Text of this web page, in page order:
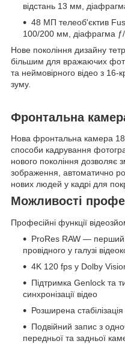
відстань 13 мм,
48 МП телеоб'єктив
100/200 мм, діафрагма
Нове покоління дизайну
більшим для вражаючих
та неймовірного відео з 16-
зуму.
Фронтальна
Нова фронтальна камера
способи кадрування
нового покоління дозволяє
зображення, автоматично
нових людей у кадрі для
Можливості
Професійні функції
ProRes RAW — перший
провідного у галузі
4K 120 fps у Dolby
Підтримка Genlock та
синхронізації відео
Розширена стабілізація
Подвійний запис з
передньої та задньої